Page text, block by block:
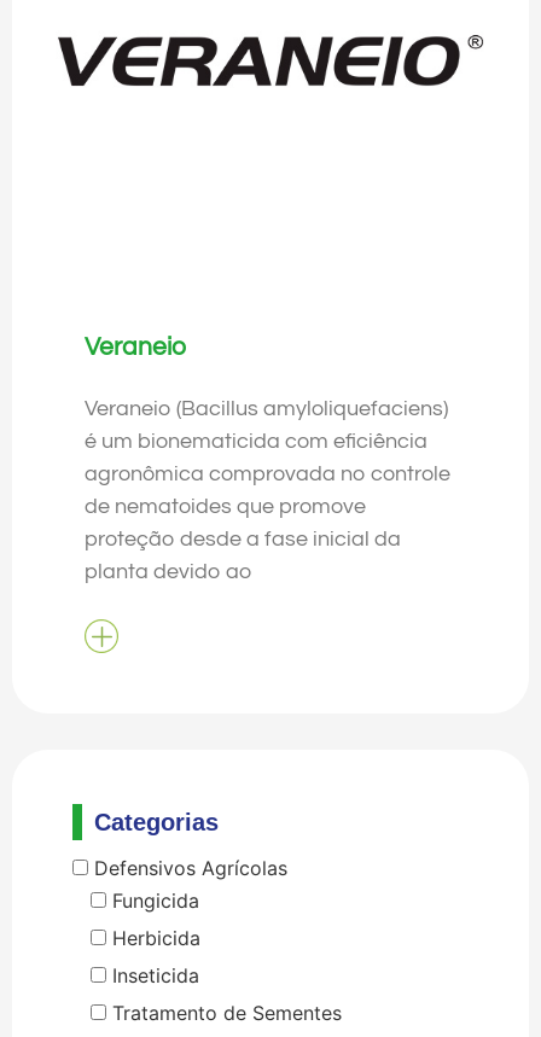
Categorias
Defensivos Agrícolas
Fungicida
Herbicida
Inseticida
Tratamento de Sementes
Veraneio
Veraneio (Bacillus amyloliquefaciens)
é um bionematicida com eficiência
agronômica comprovada no controle
de nematoides que promove
proteção desde a fase inicial da
planta devido ao